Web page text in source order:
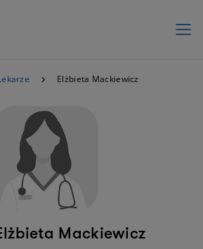
Elżbieta Mackiewicz
Mackiewicz